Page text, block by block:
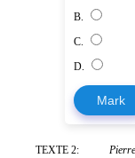
B.
C.
D.
Mark
TEXTE 2: